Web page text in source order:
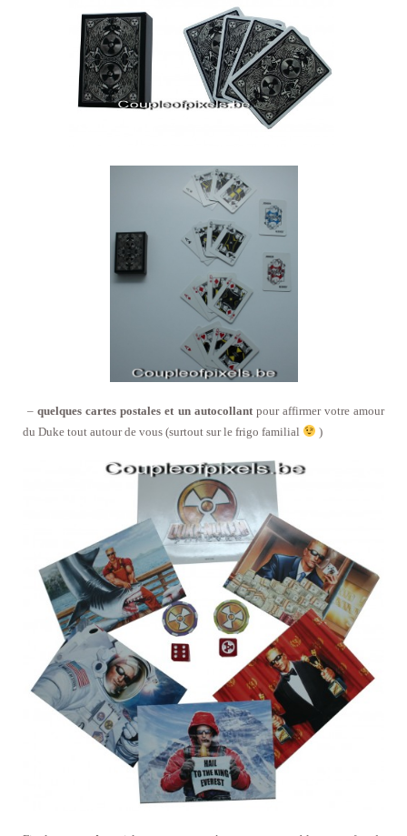
–quelques cartes postales et un autocollantpour affirmer votre amour
du Duke tout autour de vous (surtout sur le frigo familial
)